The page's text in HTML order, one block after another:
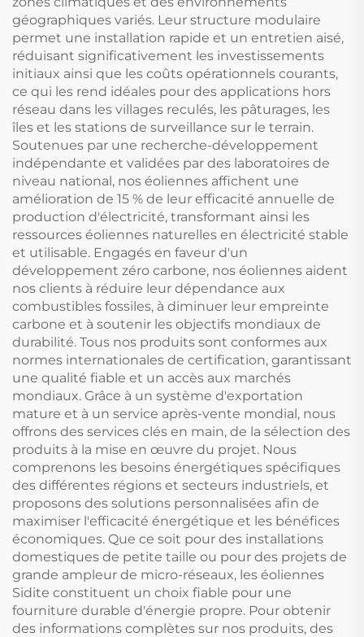
géographiques variés. Leur structure modulaire
permet une installation rapide et un entretien aisé,
réduisant significativement les investissements
initiaux ainsi que les coûts opérationnels courants,
ce qui les rend idéales pour des applications hors
réseau dans les villages reculés, les pâturages, les
îles et les stations de surveillance sur le terrain.
Soutenues par une recherche-développement
indépendante et validées par des laboratoires de
niveau national, nos éoliennes affichent une
amélioration de 15 % de leur efficacité annuelle de
production d'électricité, transformant ainsi les
ressources éoliennes naturelles en électricité stable
et utilisable. Engagés en faveur d'un
développement zéro carbone, nos éoliennes aident
nos clients à réduire leur dépendance aux
combustibles fossiles, à diminuer leur empreinte
carbone et à soutenir les objectifs mondiaux de
durabilité. Tous nos produits sont conformes aux
normes internationales de certification, garantissant
une qualité fiable et un accès aux marchés
mondiaux. Grâce à un système d'exportation
mature et à un service après-vente mondial, nous
offrons des services clés en main, de la sélection des
produits à la mise en œuvre du projet. Nous
comprenons les besoins énergétiques spécifiques
des différentes régions et secteurs industriels, et
proposons des solutions personnalisées afin de
maximiser l'efficacité énergétique et les bénéfices
économiques. Que ce soit pour des installations
domestiques de petite taille ou pour des projets de
grande ampleur de micro-réseaux, les éoliennes
Sidite constituent un choix fiable pour une
fourniture durable d'énergie propre. Pour obtenir
des informations complètes sur nos produits, des